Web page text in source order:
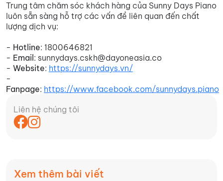
Trung tâm chăm sóc khách hàng của Sunny Days Piano
luôn sẵn sàng hỗ trợ các vấn đề liên quan đến chất
lượng dịch vụ:
- Hotline: 1800646821
- Email : sunnydays.cskh@dayoneasia.co
- Website: https://sunnydays.vn/
-
Fanpage: https://www.facebook.com/sunnydays.piano
Liên hệ chúng tôi
Xem thêm bài viết